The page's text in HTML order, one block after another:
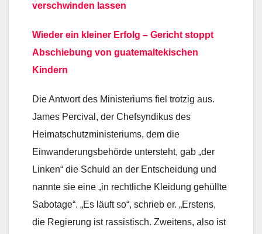
verschwinden lassen
Wieder ein kleiner Erfolg – Gericht stoppt
Abschiebung von guatemaltekischen
Kindern
Die Antwort des Ministeriums fiel trotzig aus.
James Percival, der Chefsyndikus des
Heimatschutzministeriums, dem die
Einwanderungsbehörde untersteht, gab „der
Linken“ die Schuld an der Entscheidung und
nannte sie eine „in rechtliche Kleidung gehüllte
Sabotage“. „Es läuft so“, schrieb er. „Erstens,
die Regierung ist rassistisch. Zweitens, also ist